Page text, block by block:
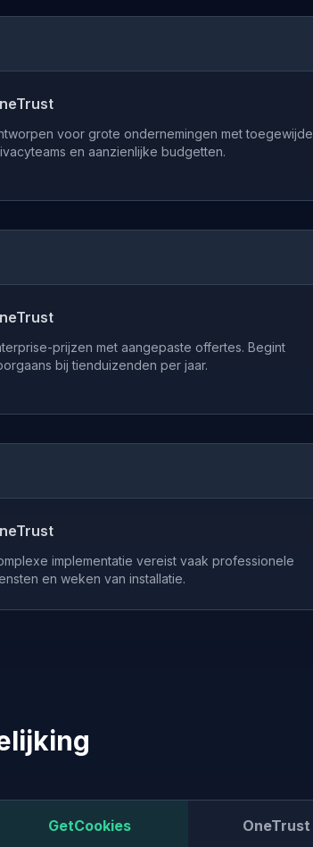
voor grote ondernemingen met toegewijde
en aanzienlijke budgetten.
prijzen met aangepaste offertes. Begint
bij tienduizenden per jaar.
implementatie vereist vaak professionele
en weken van installatie.
GetCookies OneTrust